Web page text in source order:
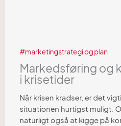
marketingstrategi og plan
Markedsføring og
i krisetider
Når krisen kradser, er det
situationen hurtigst muligt.
naturligt også at kigge på